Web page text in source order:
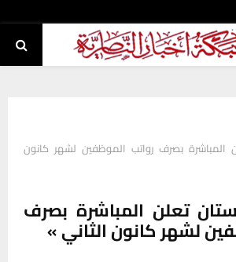
المباشرة بصرف رواتب الموظفين لشهر كانون
تعلن المباشرة بصرف
لشهر كانون الثاني »